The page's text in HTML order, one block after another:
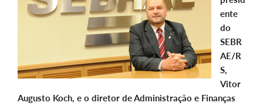
ente
do
SEBR
AE/R
S,
Vitor
Augusto Koch, e o diretor de Administração e Finanças